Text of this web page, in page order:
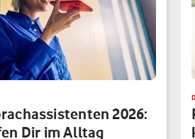
2026:
Dir im Alltag